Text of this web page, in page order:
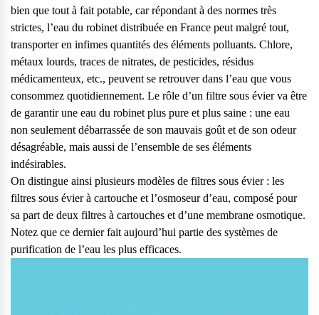
bien que tout à fait potable, car répondant à des normes très
strictes, l’eau du robinet distribuée en France peut malgré tout,
transporter en infimes quantités des éléments polluants. Chlore,
métaux lourds, traces de nitrates, de pesticides, résidus
médicamenteux, etc., peuvent se retrouver dans l’eau que vous
consommez quotidiennement. Le rôle d’un filtre sous évierva être
de garantir une eau du robinet plus pure et plus saine : une eau
non seulement débarrassée de son mauvais goût et de son odeur
désagréable, mais aussi de l’ensemble de ses éléments
indésirables.
On distingue ainsi plusieurs modèles de filtres sous évier : les
filtres sous évier à cartouche et l’osmoseur d’eau, composé pour
sa part de deux filtres à cartouches et d’une membrane osmotique.
Notez que ce dernier fait aujourd’hui partie des systèmes de
purification de l’eau les plus efficaces.
Questions fréquentes
Consultez notre page de FAQ pour trouver toutes les réponses à
vos questions.
Service après-vente
Vous avez des demandes sur l’entretien, le suivi et le dépannage
de votre matériel ? Culligan est là pour vous